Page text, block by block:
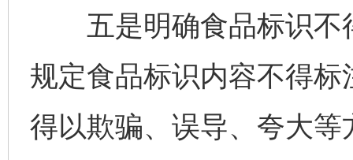
五是明确食品标识不
规定食品标识内容不得
得以欺骗、误导、夸大